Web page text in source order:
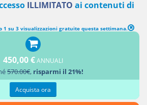
ILLIMITATO ai contenuti di
1 su 3 visualizzazioni gratuite questa settimana.
450,00 €ANNUALI
570.00€, risparmi il 21%!
Acquista ora